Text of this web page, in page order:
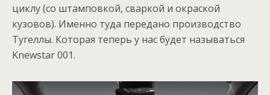
циклу (со штамповкой, сваркой и окраской
кузовов). Именно туда передано производство
Тугеллы. Которая теперь у нас будет называться
Knewstar 001.